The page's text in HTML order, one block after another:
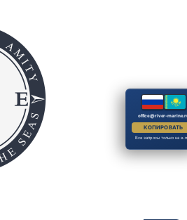
office@river-
КОПИРОВАТЬ
Все запросы только на e-